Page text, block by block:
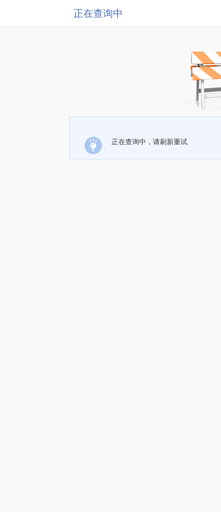
正在查询中
正在查询中，请刷新重试